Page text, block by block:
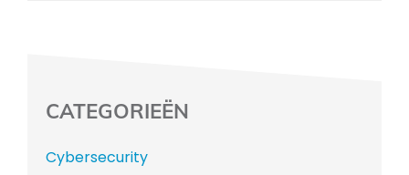
CATEGORIEËN
Cybersecurity